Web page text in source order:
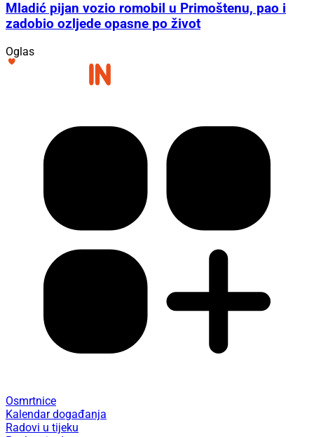
Mladić pijan vozio romobil u Primoštenu, pao i
zadobio ozljede opasne po život
Oglas
Osmrtnice
Kalendar događanja
Radovi u tijeku